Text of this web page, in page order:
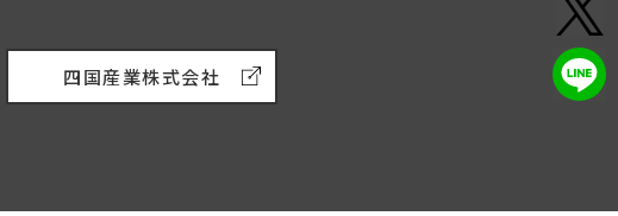
四国産業株式会社